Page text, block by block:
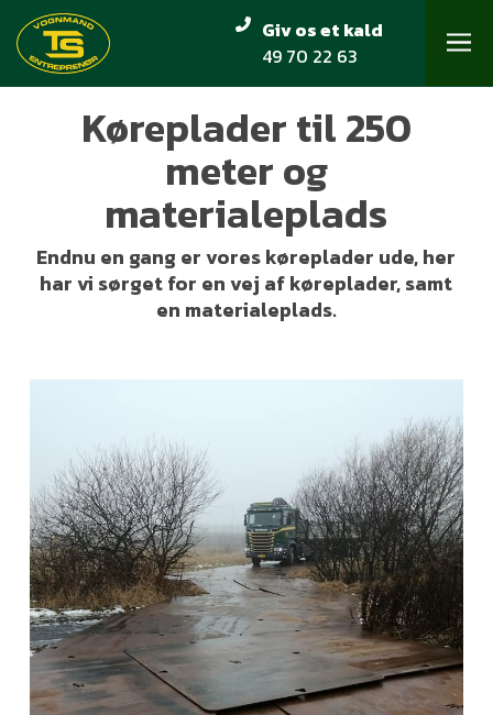
main
Giv os et kald
49 70 22 63
Køreplader til 250
meter og
materialeplads
Endnu en gang er vores køreplader ude, her
har vi sørget for en vej af køreplader, samt
en materialeplads.